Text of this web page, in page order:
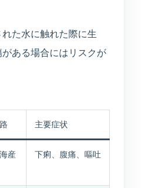
た水に触れた際に生
ある場合にはリスクが
主要症状
産
下痢、腹痛、嘔吐